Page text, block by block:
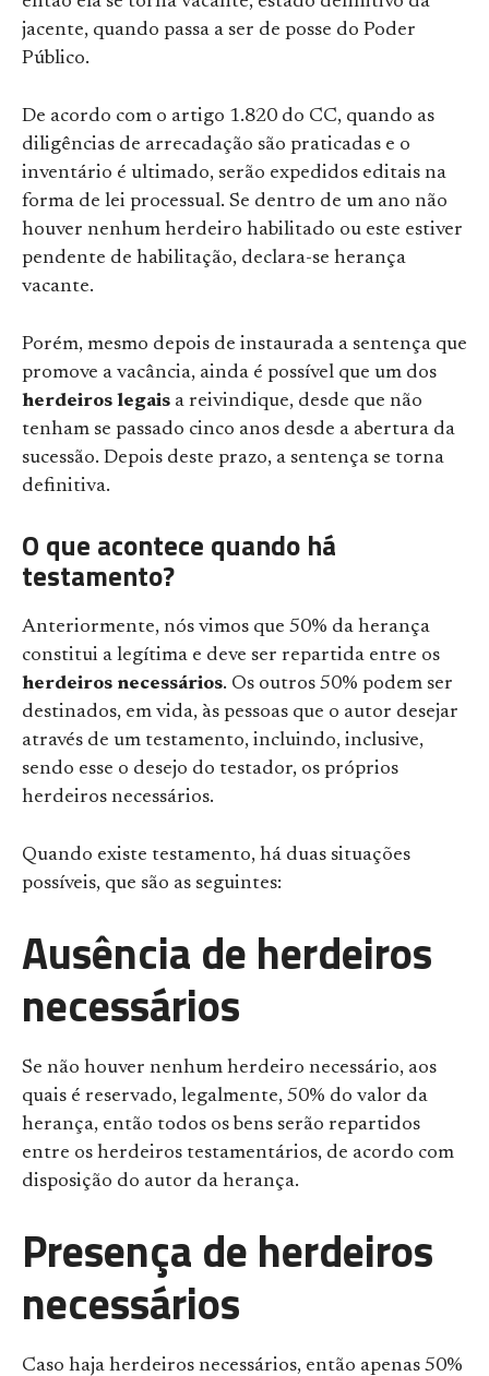
jacente, quando passa a ser de posse do Poder
Público.
De acordo com o artigo 1.820 do CC, quando as
diligências de arrecadação são praticadas e o
inventário é ultimado, serão expedidos editais na
forma de lei processual. Se dentro de um ano não
houver nenhum herdeiro habilitado ou este estiver
pendente de habilitação, declara-se herança
vacante.
Porém, mesmo depois de instaurada a sentença que
promove a vacância, ainda é possível que um dos
herdeiros legais a reivindique, desde que não
tenham se passado cinco anos desde a abertura da
sucessão. Depois deste prazo, a sentença se torna
definitiva.
O que acontece quando há
testamento?
Anteriormente, nós vimos que 50% da herança
constitui a legítima e deve ser repartida entre os
herdeiros necessários. Os outros 50% podem ser
destinados, em vida, às pessoas que o autor desejar
através de um testamento, incluindo, inclusive,
sendo esse o desejo do testador, os próprios
herdeiros necessários.
Quando existe testamento, há duas situações
possíveis, que são as seguintes:
Ausência de herdeiros
necessários
Se não houver nenhum herdeiro necessário, aos
quais é reservado, legalmente, 50% do valor da
herança, então todos os bens serão repartidos
entre os herdeiros testamentários, de acordo com
disposição do autor da herança.
Presença de herdeiros
necessários
Caso haja herdeiros necessários, então apenas 50%